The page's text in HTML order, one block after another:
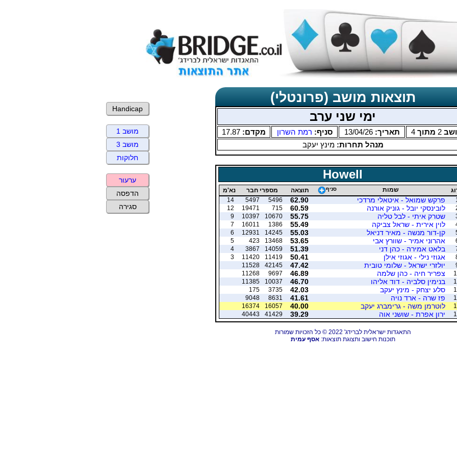
תוצאות מושב (פרונטלי)
ימי שני ערב
2 מתוך 4 תאריך:13/04/26 סניף: רמת השרון מקדם: 17.87
מנהל תחרות:מינץ יעקב
Howell
שמות סניף תוצאה מספרי חבר
נא'מ
1
פרקש שמואל - איטאלי מרדכי 62.90
5496
5497
14
לובינסקי יובל - גוניק אורנה 60.59
715
19471
12
שטרק איתי - לבל טליה 55.75
10670
10397
9
לוין אירית - שראל צביקה 55.49
1386
16011
7
קן-דור מנשה - מאיר דניאל 55.03
14245
12931
6
אהרוני אמיר - שוורץ אבי 53.65
13468
423
5
בלאט אמירה - כהן דני 51.39
14059
3867
4
אגוזי נילי - אגוזי אילן 50.41
11419
11420
3
יולזרי ישראל - שלומי טובית 47.42
42145
11528
צפריר חיה - כהן שלמה 46.89
9697
11268
בנימין סלביה - דוד אליהו 46.70
10037
11385
סלע יצחק - מינץ יעקב 42.03
3735
175
פז שרה - ארד נויה 41.61
8631
9048
לוטרמן משה - גרימברג יעקב 40.00
16057
16374
ירון אפרת - שושני אוה 39.29
41429
40443
התאגדות ישראלית לברידג' 2022 © כל הזכויות שמורות
תוכנות חישוב ותצוגת תוצאות:אסף עמית
Handicap
מושב 1
מושב 3
חלוקות
ערעור
הדפסה
סגירה